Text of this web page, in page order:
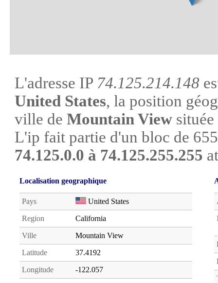
L'adresse IP 74.125.214.148
United States, la position
ville de Mountain View
L'ip fait partie d'un bloc de
74.125.0.0 à 74.125.255.255
Localisation geographique
Pays United States
Region California
Ville Mountain View
Latitude 37.4192
Longitude -122.057